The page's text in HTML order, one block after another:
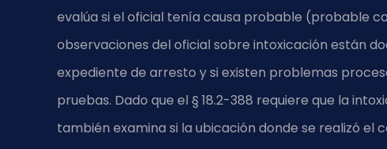
evalúa si el oficial tenía causa probable (probable
observaciones del oficial sobre intoxicación están
expediente de arresto y si existen problemas
pruebas. Dado que el § 18.2-388 requiere que la
también examina si la ubicación donde se realizó